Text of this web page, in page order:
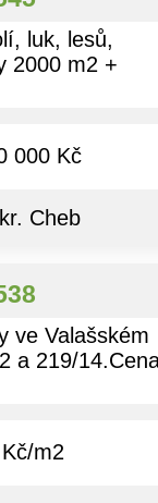
luk, lesů,
2000 m2 +
000 Kč
Cheb
ve Valašském
a 219/
m2